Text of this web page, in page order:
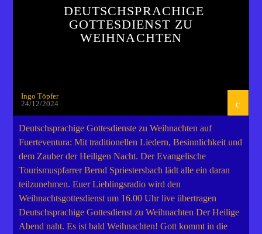
DEUTSCHSPRACHIGE
GOTTESDIENST ZU
WEIHNACHTEN
Ingo Töpfer
24/12/2024
Deutschsprachige Gottesdienste zu Weihnachten auf
Fuerteventura: Mit traditionellen Liedern, Besinnlichkeit und
dem Zauber der Heiligen Nacht. Der Evangelische
Tourismuspfarrer Bernd Spriestersbach lädt alle ein daran
teilzunehmen. Euer Lieblingsradio wird den
Weihnachtsgottesdienst um 16.00 Uhr live übertragen
Deutschsprachige Gottesdienst zu Weihnachten Der Heilige
Abend naht. Es ist bald Weihnachten! Gott kommt in die